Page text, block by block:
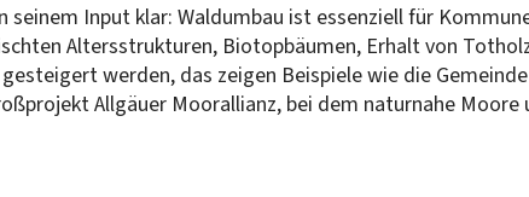
seinem Input klar: Waldumbau ist essenziell für
Altersstrukturen, Biotopbäumen, Erhalt von
werden, das zeigen Beispiele wie die
Allgäuer Moorallianz, bei dem naturnahe Moore